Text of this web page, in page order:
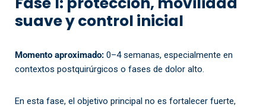
suave y control inicial
Momento aproximado: 0–4 semanas, especialmente en
contextos postquirúrgicos o fases de dolor alto.
En esta fase, el objetivo principal no es fortalecer fuerte,